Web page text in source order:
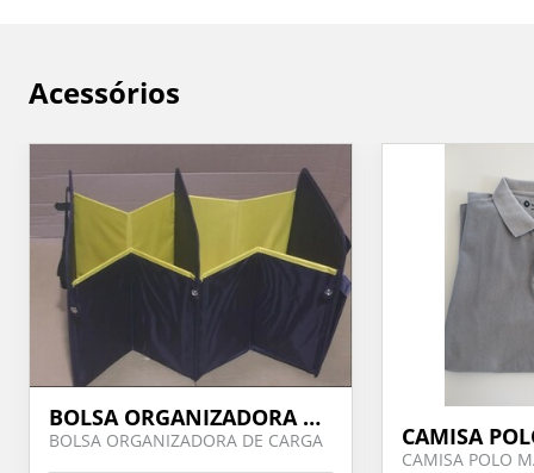
Acessórios
BOLSA ORGANIZADORA DE CARGA
BOLSA ORGANIZADORA DE CARGA CAMISA
CAMISA POLO